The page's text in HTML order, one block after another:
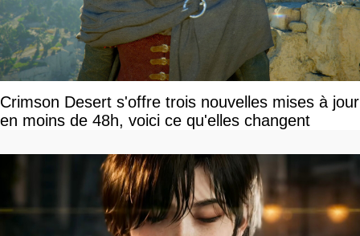
Crimson Desert s'offre trois nouvelles mises à jour
en moins de 48h, voici ce qu'elles changent